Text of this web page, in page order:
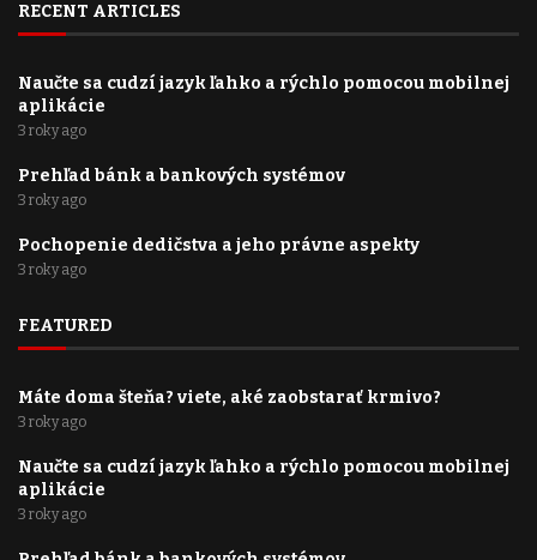
RECENT ARTICLES
Naučte sa cudzí jazyk ľahko a rýchlo pomocou mobilnej
aplikácie
3 roky ago
Prehľad bánk a bankových systémov
3 roky ago
Pochopenie dedičstva a jeho právne aspekty
3 roky ago
FEATURED
Máte doma šteňa? viete, aké zaobstarať krmivo?
3 roky ago
Naučte sa cudzí jazyk ľahko a rýchlo pomocou mobilnej
aplikácie
3 roky ago